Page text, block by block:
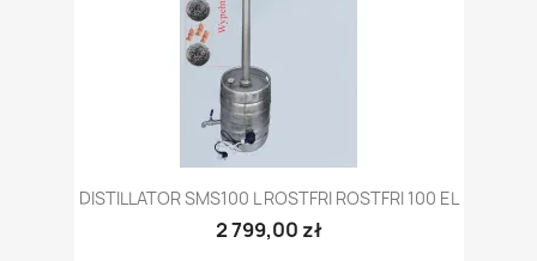
DISTILLATOR SMS100 L ROSTFRI ROSTFRI 100 EL
2 799,00 zł